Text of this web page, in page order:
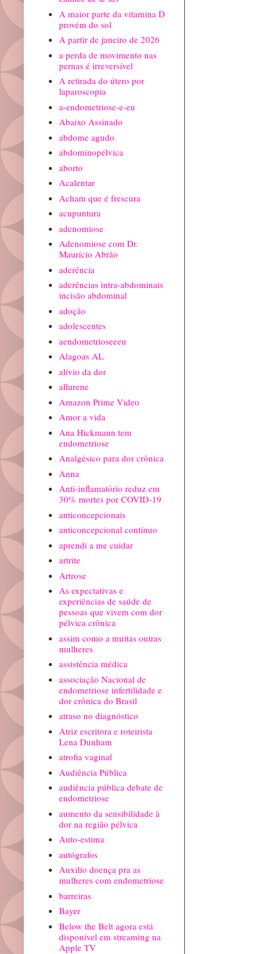
A maior parte da vitamina D
provém do sol
A partir de janeiro de 2026
a perda de movimento nas
pernas é irreversível
A retirada do útero por
laparoscopia
a-endometriose-e-eu
Abaixo Assinado
abdome agudo
abdominopélvica
aborto
Acalentar
Acham que é frescura
acupuntura
adenomiose
Adenomiose com Dr.
Maurício Abrão
aderência
aderências intra-abdominais
incisão abdominal
adoção
adolescentes
aendometrioseeeu
Alagoas AL
alívio da dor
allurene
Amazon Prime Video
Amor a vida
Ana Hickmann tem
endometriose
Analgésico para dor crônica
Anna
Anti-inflamatório reduz em
30% mortes por COVID-19
anticoncepcionais
anticoncepcional contínuo
aprendi a me cuidar
artrite
Artrose
As expectativas e
experiências de saúde de
pessoas que vivem com dor
pélvica crônica
assim como a muitas outras
mulheres
assistência médica
associação Nacional de
endometriose infertilidade e
dor crônica do Brasil
atraso no diagnóstico
Atriz escritora e roteirista
Lena Dunham
atrofia vaginal
Audiência Pública
audiência pública debate de
endometriose
aumento da sensibilidade à
dor na região pélvica
Auto-estima
autógrafos
Auxilio doença pra as
mulheres com endometriose
barreiras
Bayer
Below the Belt agora está
disponível em streaming na
Apple TV